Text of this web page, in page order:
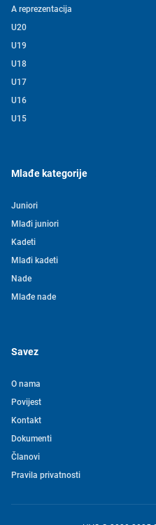
A reprezentacija
U20
U19
U18
U17
U16
U15
Mlađe kategorije
Juniori
Mlađi juniori
Kadeti
Mlađi kadeti
Nade
Mlađe nade
Savez
O nama
Povijest
Kontakt
Dokumenti
Članovi
Pravila privatnosti